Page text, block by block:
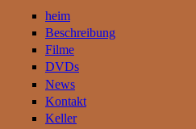
heim
Beschreibung
Filme
DVDs
News
Kontakt
Keller